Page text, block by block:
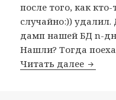
после того, как
случайно:))
дамп нашей БД n-
Нашли? Тогда
Читать далее